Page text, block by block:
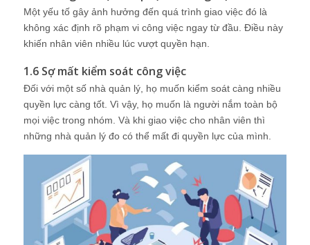
Một yếu tố gây ảnh hưởng đến quá trình giao việc đó là
không xác định rõ phạm vi công việc ngay từ đầu. Điều này
khiến nhân viên nhiều lúc vượt quyền hạn.
1.6 Sợ mất kiểm soát công việc
Đối với một số nhà quản lý, họ muốn kiểm soát càng nhiều
quyền lực càng tốt. Vì vậy, họ muốn là người nắm toàn bộ
mọi việc trong nhóm. Và khi giao việc cho nhân viên thì
những nhà quản lý đo có thể mất đi quyền lực của mình.